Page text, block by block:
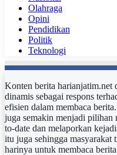
Olahraga
Opini
Pendidikan
Politik
Teknologi
Konten berita harianjatim.net
dinamis sebagai respons
efisien dalam membaca
juga semakin menjadi pilihan
to-date dan melaporkan
itu juga sehingga masyarakat
harinya untuk membaca